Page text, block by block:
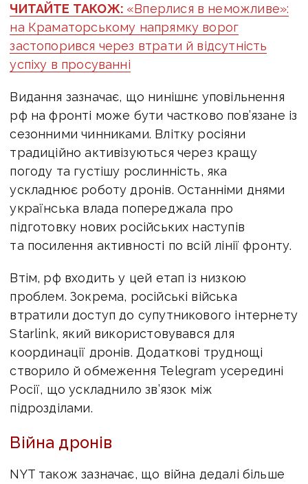
ЧИТАЙТЕ ТАКОЖ: «Вперлися в неможливе»:
на Краматорському напрямку ворог
застопорився через втрати й відсутність
успіху в просуванні
Видання зазначає, що нинішнє уповільнення
рф на фронті може бути частково пов’язане із
сезонними чинниками. Влітку росіяни
традиційно активізуються через кращу
погоду та густішу рослинність, яка
ускладнює роботу дронів. Останніми днями
українська влада попереджала про
підготовку нових російських наступів
та посилення активності по всій лінії фронту.
Втім, рф входить у цей етап із низкою
проблем. Зокрема, російські війська
втратили доступ до супутникового інтернету
Starlink, який використовувався для
координації дронів. Додаткові труднощі
створило й обмеження Telegram усередині
Росії, що ускладнило зв’язок між
підрозділами.
Війна дронів
NYT також зазначає, що війна дедалі більше